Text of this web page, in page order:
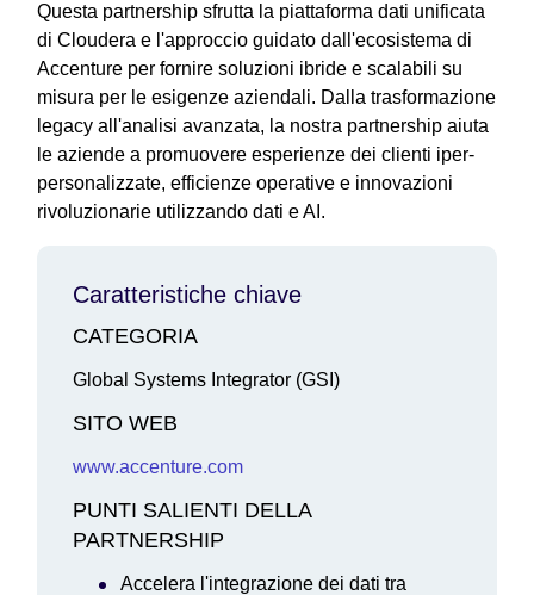
Questa partnership sfrutta la piattaforma dati unificata
di Cloudera e l'approccio guidato dall'ecosistema di
Accenture per fornire soluzioni ibride e scalabili su
misura per le esigenze aziendali. Dalla trasformazione
legacy all'analisi avanzata, la nostra partnership aiuta
le aziende a promuovere esperienze dei clienti iper-
personalizzate, efficienze operative e innovazioni
rivoluzionarie utilizzando dati e AI.
Caratteristiche chiave
CATEGORIA
Global Systems Integrator (GSI)
SITO WEB
www.accenture.com
PUNTI SALIENTI DELLA
PARTNERSHIP
Accelera l'integrazione dei dati tra